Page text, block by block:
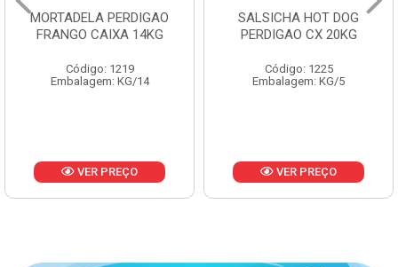
MORTADELA PERDIGAO
FRANGO CAIXA 14KG
Código: 1219
Embalagem: KG/14
VER PREÇO
SALSICHA HOT DOG
PERDIGAO CX 20KG
Código: 1225
Embalagem: KG/5
VER PREÇO